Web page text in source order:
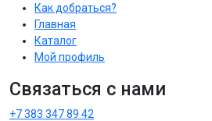
Как добраться?
Главная
Каталог
Мой профиль
Связаться с нами
+7 383 347 89 42